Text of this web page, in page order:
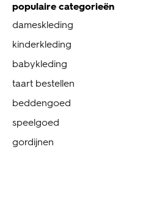
populaire categorieën
dameskleding
kinderkleding
babykleding
taart bestellen
beddengoed
speelgoed
gordijnen